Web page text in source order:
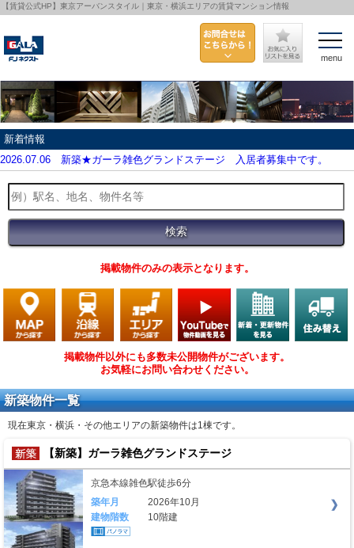
【賃貸公式HP】東京アーバンスタイル｜東京・横浜エリアの賃貸マンション情報
新着情報
2026.07.06 新築★ガーラ雑色グランドステージ 入居者募集中です。
掲載物件のみの表示となります。
掲載物件以外にも多数未公開物件がございます。
お気軽にお問い合わせください。
新築物件一覧
現在東京・横浜・その他エリアの新築物件は1棟です。
【新築】ガーラ雑色グランドステージ
京急本線雑色駅徒歩6分
築年月
2026年10月
建物階数
10階建
menu